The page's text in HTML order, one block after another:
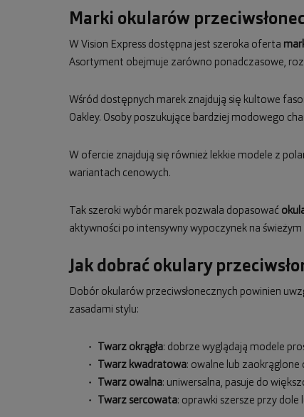
Marki okularów
W Vision Express dostępna jest szeroka oferta
Asortyment obejmuje zarówno ponadczasowe,
Wśród dostępnych marek znajdują się kultowe
Oakley. Osoby poszukujące bardziej modowego
W ofercie znajdują się również lekkie modele z
wariantach cenowych.
Tak szeroki wybór marek pozwala dopasować
aktywności po intensywny wypoczynek na
Jak dobrać okulary
Dobór okularów przeciwsłonecznych powinien
zasadami stylu:
Twarz okrągła: dobrze wyglądają modele
Twarz kwadratowa: owalne lub zaokrąglone
Twarz owalna: uniwersalna, pasuje do
Twarz sercowata: oprawki szersze przy